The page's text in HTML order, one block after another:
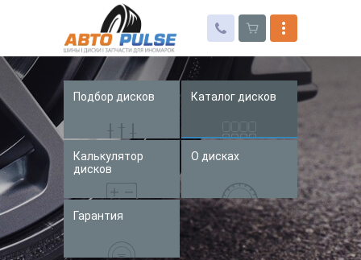
Автошины
Колесные диски
Запчасти для иномарок
Услуги
Доставка и оплата
Контакты
Подбор дисков Каталог дисков
Калькулятор
дисков
О дисках
Гарантия